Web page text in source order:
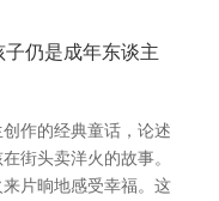
仍是成年东谈主
作的经典童话，论述
街头卖洋火的故事。
片晌地感受幸福。这